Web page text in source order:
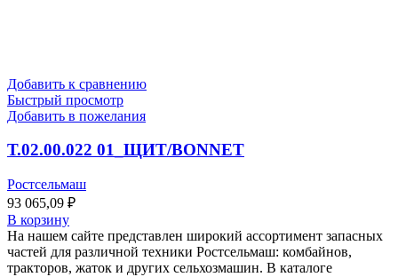
Добавить к сравнению
Быстрый просмотр
Добавить в пожелания
Т.02.00.022 01_ЩИТ/BONNET
Ростсельмаш
93 065,09 ₽
В корзину
На нашем сайте представлен широкий ассортимент запасных
частей для различной техники Ростсельмаш: комбайнов,
тракторов, жаток и других сельхозмашин. В каталоге